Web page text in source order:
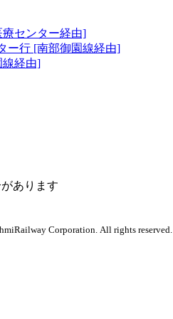
センター経由]
ー行 [南部御園線経由]
線経由]
あります
Corporation. All rights reserved.